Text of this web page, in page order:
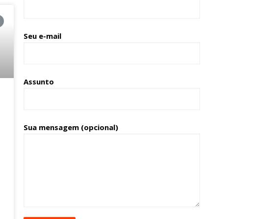
Seu e-mail
Assunto
Sua mensagem (opcional)